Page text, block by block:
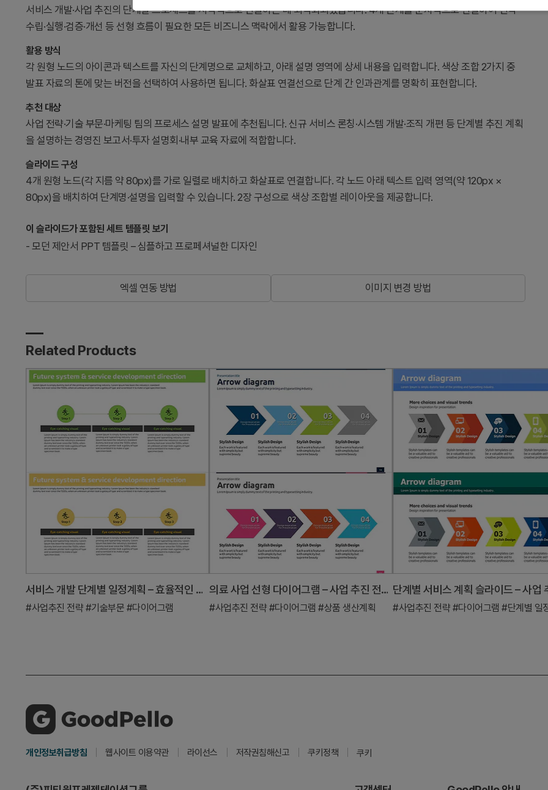
서비스 개발·사업 추진의 단계별 프로세스를 시각적으로 전달하는 데 최적화되었습니다. 4개 단계를 순차적으로 연결하여 전략
수립·실행·검증·개선 등 선형 흐름이 필요한 모든 비즈니스 맥락에서 활용 가능합니다.
활용 방식
각 원형 노드의 아이콘과 텍스트를 자신의 단계명으로 교체하고, 아래 설명 영역에 상세 내용을 입력합니다. 색상 조합 2가지 중
발표 자료의 톤에 맞는 버전을 선택하여 사용하면 됩니다. 화살표 연결선으로 단계 간 인과관계를 명확히 표현합니다.
추천 대상
사업 전략·기술 부문·마케팅 팀의 프로세스 설명 발표에 추천됩니다. 신규 서비스 론칭·시스템 개발·조직 개편 등 단계별 추진 계획
을 설명하는 경영진 보고서·투자 설명회·내부 교육 자료에 적합합니다.
슬라이드 구성
4개 원형 노드(각 지름 약 80px)를 가로 일렬로 배치하고 화살표로 연결합니다. 각 노드 아래 텍스트 입력 영역(약 120px ×
80px)을 배치하여 단계명·설명을 입력할 수 있습니다. 2장 구성으로 색상 조합별 레이아웃을 제공합니다.
이 슬라이드가 포함된 세트 템플릿 보기
- 모던 제안서 PPT 템플릿 – 심플하고 프로페셔널한 디자인
엑셀 연동 방법 이미지 변경 방법
Related Products
서비스 개발 단계별 일정계획 – 효율적인 사업 추진 전략
#사업추진 전략 #기술부문 #다이어그램
의료 사업 선형 다이어그램 – 사업 추진 전략 시각화
#사업추진 전략 #다이어그램 #상품 생산계획 #사업추진 전략 #다이어그램 #단계별 일
개인정보취급방침 웹사이트 이용약관 라이선스 저작권침해신고 쿠키정책 쿠키